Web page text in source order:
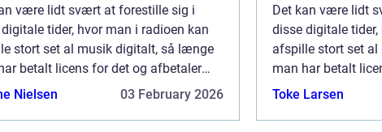
være lidt svært at forestille sig i
tider, hvor man i radioen kan
stort set al musik digitalt, så længe
betalt licens for det og afbetaler
for ulejligheden. Der var faktisk
Nielsen 03 February 2026
Det kan være lidt
disse digitale
afspille stort set
man har betalt
kunstnerne for
Toke Larsen